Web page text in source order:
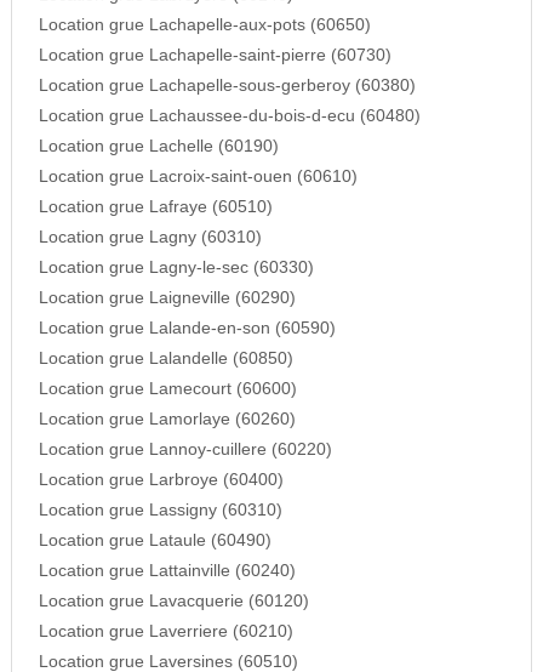
Location grue Lachapelle-aux-pots (60650)
Location grue Lachapelle-saint-pierre (60730)
Location grue Lachapelle-sous-gerberoy (60380)
Location grue Lachaussee-du-bois-d-ecu (60480)
Location grue Lachelle (60190)
Location grue Lacroix-saint-ouen (60610)
Location grue Lafraye (60510)
Location grue Lagny (60310)
Location grue Lagny-le-sec (60330)
Location grue Laigneville (60290)
Location grue Lalande-en-son (60590)
Location grue Lalandelle (60850)
Location grue Lamecourt (60600)
Location grue Lamorlaye (60260)
Location grue Lannoy-cuillere (60220)
Location grue Larbroye (60400)
Location grue Lassigny (60310)
Location grue Lataule (60490)
Location grue Lattainville (60240)
Location grue Lavacquerie (60120)
Location grue Laverriere (60210)
Location grue Laversines (60510)